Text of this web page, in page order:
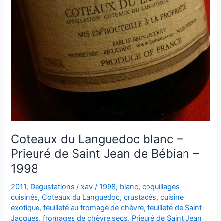
Coteaux du Languedoc blanc –
Prieuré de Saint Jean de Bébian –
1998
2011, Dégustations /xav/1998, blanc,coquillages
cuisinés,Coteaux du Languedoc,crustacés,cuisine
exotique,feuilleté au fromage de chèvre,feuilleté de Saint-
Jacques,fromages de chèvre secs, Prieuré de Saint Jean